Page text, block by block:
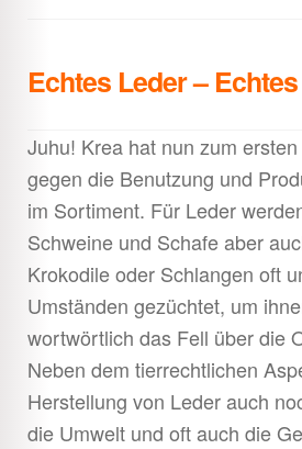
Echtes Leder –
Juhu! Krea hat nun zum
gegen die Benutzung und
im Sortiment. Für Leder
Schweine und Schafe aber
Krokodile oder Schlangen oft
Umständen gezüchtet, um
wortwörtlich das Fell über die
Neben dem tierrechtlichen
Herstellung von Leder auch
die Umwelt und oft auch die